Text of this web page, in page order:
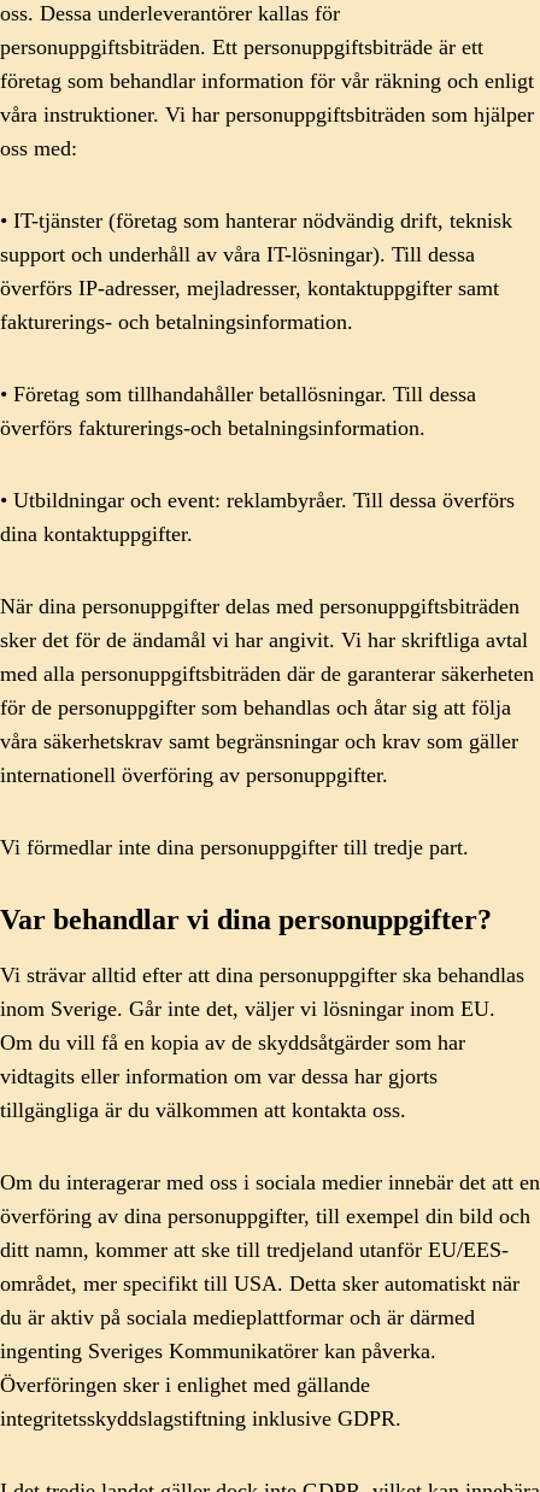
oss. Dessa underleverantörer kallas för
personuppgiftsbiträden. Ett personuppgiftsbiträde är ett
företag som behandlar information för vår räkning och enligt
våra instruktioner. Vi har personuppgiftsbiträden som hjälper
oss med:
• IT-tjänster (företag som hanterar nödvändig drift, teknisk
support och underhåll av våra IT-lösningar). Till dessa
överförs IP-adresser, mejladresser, kontaktuppgifter samt
fakturerings- och betalningsinformation.
• Företag som tillhandahåller betallösningar. Till dessa
överförs fakturerings-och betalningsinformation.
• Utbildningar och event: reklambyråer. Till dessa överförs
dina kontaktuppgifter.
När dina personuppgifter delas med personuppgiftsbiträden
sker det för de ändamål vi har angivit. Vi har skriftliga avtal
med alla personuppgiftsbiträden där de garanterar säkerheten
för de personuppgifter som behandlas och åtar sig att följa
våra säkerhetskrav samt begränsningar och krav som gäller
internationell överföring av personuppgifter.
Vi förmedlar inte dina personuppgifter till tredje part.
Var behandlar vi dina personuppgifter?
Vi strävar alltid efter att dina personuppgifter ska behandlas
inom Sverige. Går inte det, väljer vi lösningar inom EU.
Om du vill få en kopia av de skyddsåtgärder som har
vidtagits eller information om var dessa har gjorts
tillgängliga är du välkommen att kontakta oss.
Om du interagerar med oss i sociala medier innebär det att en
överföring av dina personuppgifter, till exempel din bild och
ditt namn, kommer att ske till tredjeland utanför EU/EES-
området, mer specifikt till USA. Detta sker automatiskt när
du är aktiv på sociala medieplattformar och är därmed
ingenting Sveriges Kommunikatörer kan påverka.
Överföringen sker i enlighet med gällande
integritetsskyddslagstiftning inklusive GDPR.